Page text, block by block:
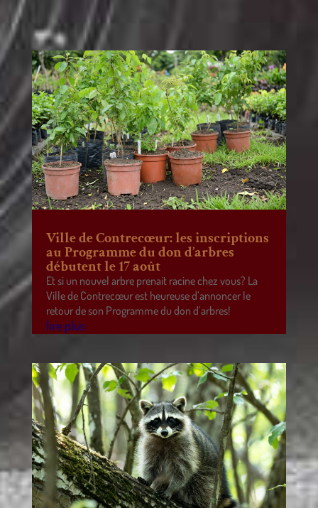
Ville de Contrecœur: les inscriptions
au Programme du don d’arbres
débutent le 17 août
Et si un nouvel arbre prenait racine chez vous? La
Ville de Contrecœur est heureuse d’annoncer le
retour de son Programme du don d’arbres!
lire plus